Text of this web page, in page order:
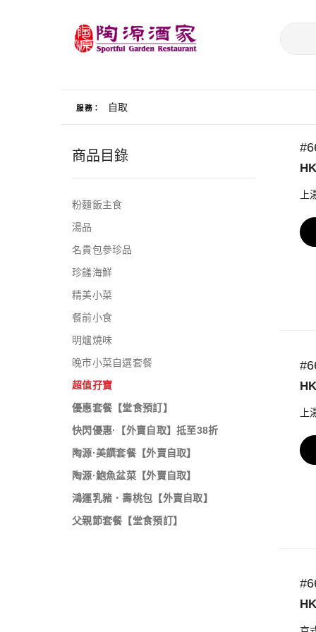
服務： 自取
商品目錄
粉麵飯主食
湯品
名貴包參珍品
珍饈海鮮
精美小菜
餐前小食
明爐燒味
晚市小菜自選套餐
超值孖寶
優惠套餐【堂食預訂】
快閃優惠·【外賣自取】抵至38折
陶源·美饌套餐【外賣自取】
陶源·鮑魚盆菜【外賣自取】
鴻運乳豬．壽桃包【外賣自取】
父親節套餐【堂食預訂】